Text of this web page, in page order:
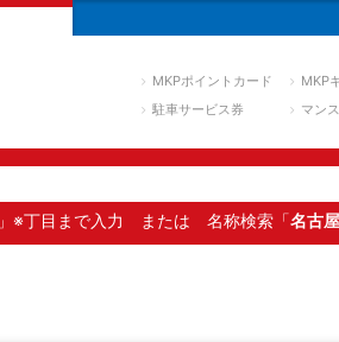
MKPポイントカード
MKP
駐車サービス券
マン
」※丁目まで入力 または 名称検索「名古